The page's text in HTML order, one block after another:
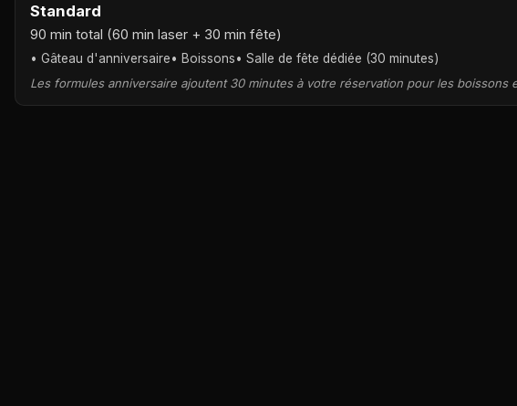
Standard
90 min total (60 min laser + 30 min fête)
• Gâteau d'anniversaire• Boissons• Salle de fête dédiée (30 minutes)
Les formules anniversaire ajoutent 30 minutes à votre réservation pour les boissons